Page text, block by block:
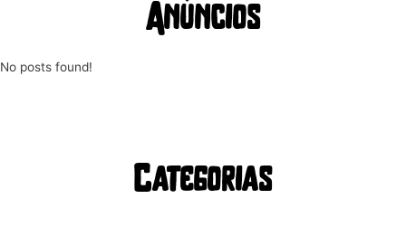
Anúncios
No posts found!
Categorias